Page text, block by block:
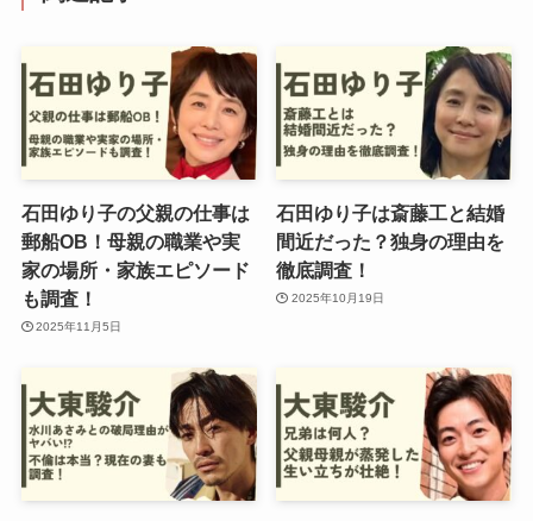
石田ゆり子の父親の仕事は
郵船OB！母親の職業や実
家の場所・家族エピソード
も調査！
2025年11月5日
石田ゆり子は斎藤工と結婚
間近だった？独身の理由を
徹底調査！
2025年10月19日